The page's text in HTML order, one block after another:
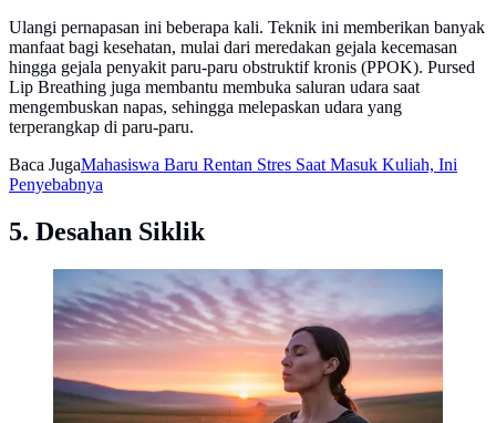
Ulangi pernapasan ini beberapa kali. Teknik ini memberikan banyak
manfaat bagi kesehatan, mulai dari meredakan gejala kecemasan
hingga gejala penyakit paru-paru obstruktif kronis (PPOK). Pursed
Lip Breathing juga membantu membuka saluran udara saat
mengembuskan napas, sehingga melepaskan udara yang
terperangkap di paru-paru.
Baca JugaMahasiswa Baru Rentan Stres Saat Masuk Kuliah, Ini
Penyebabnya
5. Desahan Siklik